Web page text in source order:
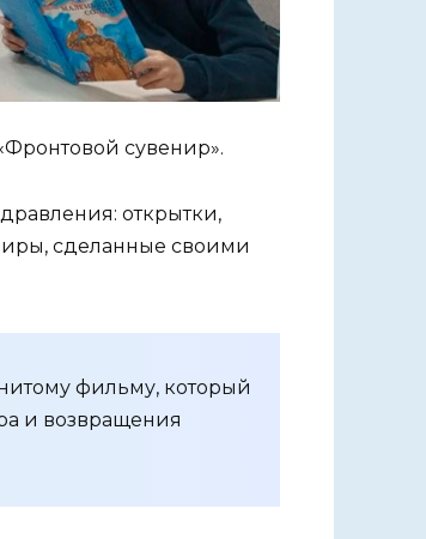
сувенир».
открытки,
сделанные своими
фильму, который
и возвращения